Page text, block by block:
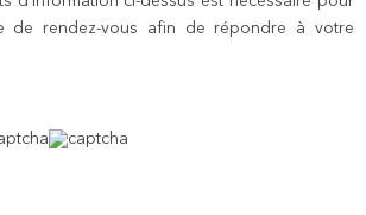
de rendez-vous afin de répondre à votre